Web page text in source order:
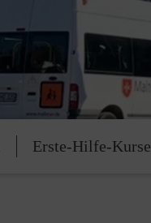
Erste-Hilfe-Kurse